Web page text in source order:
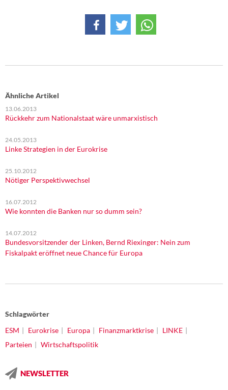
Ähnliche Artikel
13.06.2013
Rückkehr zum Nationalstaat wäre unmarxistisch
24.05.2013
Linke Strategien in der Eurokrise
25.10.2012
Nötiger Perspektivwechsel
16.07.2012
Wie konnten die Banken nur so dumm sein?
14.07.2012
Bundesvorsitzender der Linken, Bernd Riexinger: Nein zum
Fiskalpakt eröffnet neue Chance für Europa
Schlagwörter
ESM
Eurokrise Europa Finanzmarktkrise
LINKE
Parteien
Wirtschaftspolitik
NEWSLETTER